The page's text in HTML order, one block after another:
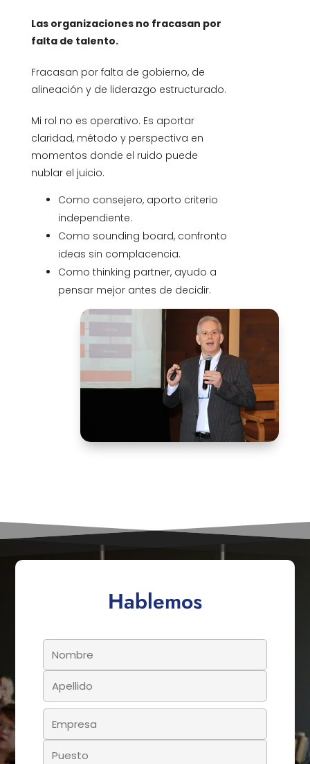
Las organizaciones no fracasan por
falta de talento.
Fracasan por falta de gobierno, de
alineación y de liderazgo estructurado.
Mi rol no es operativo. Es aportar
claridad, método y perspectiva en
momentos donde el ruido puede
nublar el juicio.
Como consejero, aporto criterio
independiente.
Como sounding board, confronto
ideas sin complacencia.
Como thinking partner, ayudo a
pensar mejor antes de decidir.
Hablemos